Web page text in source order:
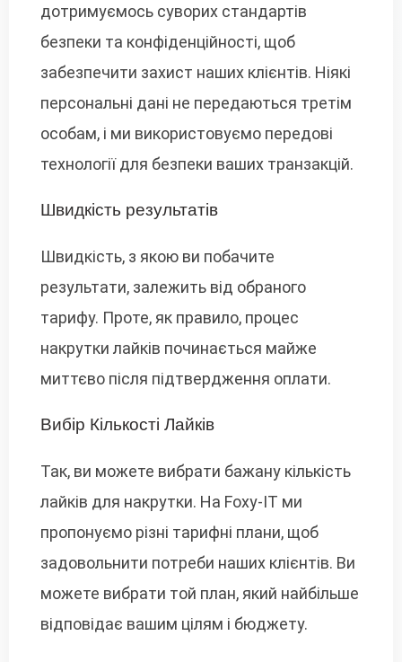
дотримуємось суворих стандартів
безпеки та конфіденційності, щоб
забезпечити захист наших клієнтів. Ніякі
персональні дані не передаються третім
особам, і ми використовуємо передові
технології для безпеки ваших транзакцій.
Швидкість результатів
Швидкість, з якою ви побачите
результати, залежить від обраного
тарифу. Проте, як правило, процес
накрутки лайків починається майже
миттєво після підтвердження оплати.
Вибір Кількості Лайків
Так, ви можете вибрати бажану кількість
лайків для накрутки. На Foxy-IT ми
пропонуємо різні тарифні плани, щоб
задовольнити потреби наших клієнтів. Ви
можете вибрати той план, який найбільше
відповідає вашим цілям і бюджету.